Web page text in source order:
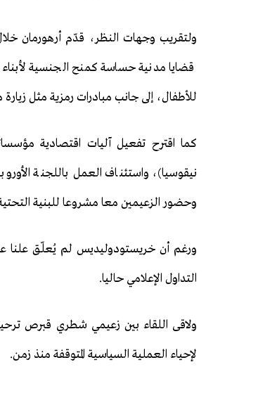
قضايا مدنية حساسة كمنح الجنسية لأبناء
للأطفال، إلى جانب مبادرات رمزية مثل
كما اقترح تفعيل آليات اقتصادية
نيقوسيا)، واستئناف العمل باللجنة
وحضور الزعيمين معا مشروعا للبنية التحتية
ورغم أن خريستودوليديس لم يُعلّق علنا
التداول الإعلامي حاليا.
ولاقى اللقاء بين زعيمي شطري قبرص
لإحياء العملية السياسية المتوقفة منذ زمن.